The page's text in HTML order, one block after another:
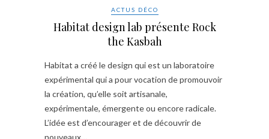
ACTUS DÉCO
Habitat design lab présente Rock
the Kasbah
Habitat a créé le design qui est un laboratoire
expérimental qui a pour vocation de promouvoir
la création, qu’elle soit artisanale,
expérimentale, émergente ou encore radicale.
L’idée est d’encourager et de découvrir de
nouveaux…